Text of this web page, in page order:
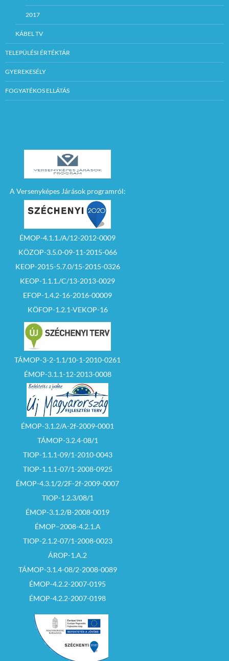
2017
KÁBEL TV
TELEPÜLÉSI ÉRTÉKTÁR
GYEREKESÉLY
FOGYATÉKOS ELLÁTÁS
A Versenyképes Járások programról:
ÉMOP-4.1.1./A/12-2012-0009
KÖZOP-3.5.0-09-11-2015-066
KEOP-2015-5.7.0/15-2015-0326
KEOP-1.1.1./C/13-2013-0029
EFOP-1.4.2-16-2016-00009
KÖFOP-1.2.1-VEKOP-16
TÁMOP-3-2-1.1/10-1-2010-0261
ÉMOP-3.1.1-12-2013-0008
ÉMOP-3.1.2/A-2f-2009-0001
TÁMOP-3.2.4-08/1
TIOP-1.1.1-09/1-2010-0043
TIOP-1.1.1-07/1-2008-0925
ÉMOP-4.3.1/2/2F-2f-2009-0007
TIOP-1.2.3/08/1
ÉMOP-3.1.2/B-2008-0019
ÉMOP–2008-4.2.1.A
TIOP-2.1.2-07/1-2008-0023
ÁROP-1.A.2
TÁMOP-3.1.4-08/2-2008-0089
ÉMOP-4.2.2-2007-0195
ÉMOP-4.2.2-2007-0198